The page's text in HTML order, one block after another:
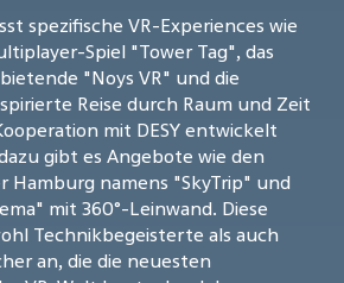
spezifische VR-Experiences wie
Spiel "Tower Tag", das
"Noys VR" und die
Reise durch Raum und Zeit
mit DESY entwickelt
gibt es Angebote wie den
Hamburg namens "SkyTrip" und
mit 360°-Leinwand. Diese
Technikbegeisterte als auch
an, die die neuesten